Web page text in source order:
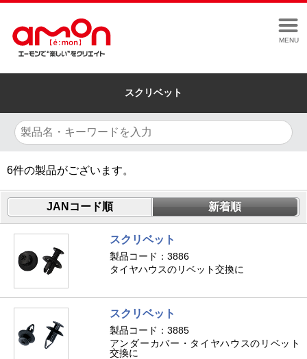
MENU
スクリベット
6件の製品がございます。
JANコード順 新着順
スクリベット
製品コード：3886
タイヤハウスのリベット交換に
スクリベット
製品コード：3885
アンダーカバー・タイヤハウスのリベット
交換に